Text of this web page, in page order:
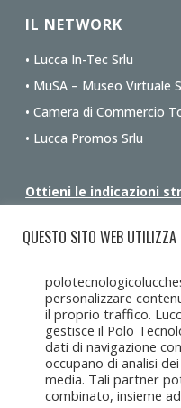
IL NETWORK
• Lucca In-Tec Srlu
• MuSA – Museo Virtuale
• Camera di Commercio
• Lucca Promos Srlu
Ottieni le indicazioni
QUESTO SITO WEB UTILIZZA
personalizzare
il proprio traffico.
gestisce il Polo
dati di navigazione
occupano di analisi
media. Tali partner
combinato, insieme